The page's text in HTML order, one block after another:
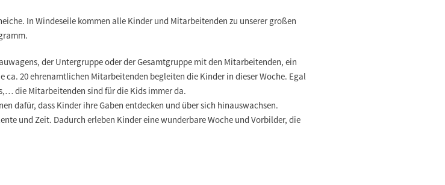
In Windeseile kommen alle Kinder und Mitarbeitenden zu unserer großen
der Untergruppe oder der Gesamtgruppe mit den Mitarbeitenden, ein
20 ehrenamtlichen Mitarbeitenden begleiten die Kinder in dieser Woche. Egal
die Mitarbeitenden sind für die Kids immer da.
dafür, dass Kinder ihre Gaben entdecken und über sich hinauswachsen.
und Zeit. Dadurch erleben Kinder eine wunderbare Woche und Vorbilder, die